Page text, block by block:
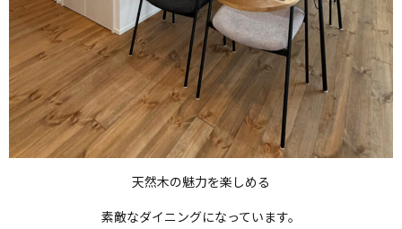
天然木の魅力を楽しめる
素敵なダイニングになっています。